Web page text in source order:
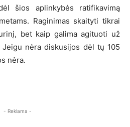
šios aplinkybės ratifikavimą
Raginimas skaityti tikrai
bet kaip galima agituoti už
nėra diskusijos dėl tų 105
nėra.
- Reklama -